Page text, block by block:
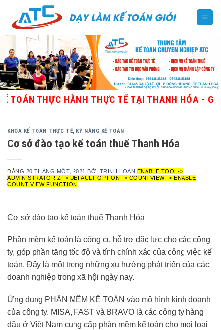
content
THỰC HÀNH THỰC TẾ TẠI THANH HÓA - GIÁO
KHÓA KẾ TOÁN THỰC TẾ, KỸ NĂNG KẾ TOÁN
Cơ sở đào tạo kế toán thuế Thanh Hóa
ĐĂNG 20 THÁNG MỘT, 2021 BỞI TRỊNH LOAN ENABLE TOOL->
ADMINISTRATOR Z -> DEFAULT OPTION -> COUNTVIEW -> ENABLE
COUNT VIEW FUNCTION
Cơ sở đào tạo kế toán thuế Thanh Hóa
Phần mềm kế toán là công cụ hỗ trợ đắc lực cho các công
ty, góp phần tăng tốc độ và tính chính xác của công việc kế
toán. Đây là một trong những xu hướng phát triển của các
doanh nghiệp trong xã hội ngày nay.
Ứng dụng PHẦN MỀM KẾ TOÁN vào mô hình kinh doanh
của công ty. MISA, FAST và BRAVO là các công ty hàng
đầu ở Việt Nam cung cấp phần mềm kế toán cho mọi loại